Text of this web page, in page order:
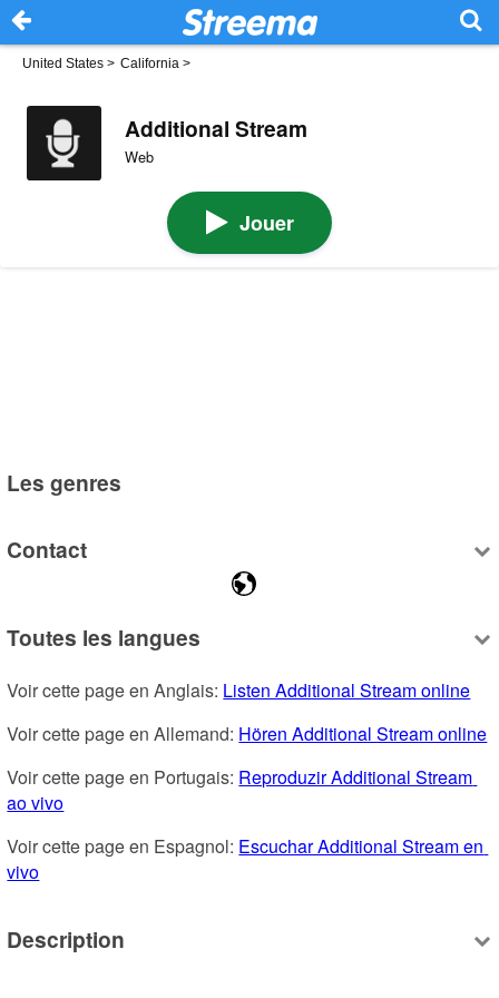
United States > California >
Additional Stream
Web
Jouer
Les genres
Contact
Toutes les langues
Voir cette page en Anglais: Listen Additional Stream online
Voir cette page en Allemand: Hören Additional Stream online
Voir cette page en Portugais: Reproduzir Additional Stream
ao vivo
Voir cette page en Espagnol: Escuchar Additional Stream en
vivo
Description